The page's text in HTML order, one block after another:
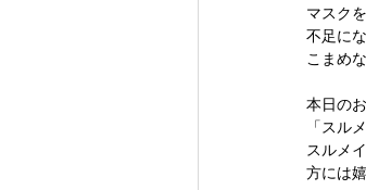
マスク
不足に
こまめ
本日の
「スル
スルメ
方には